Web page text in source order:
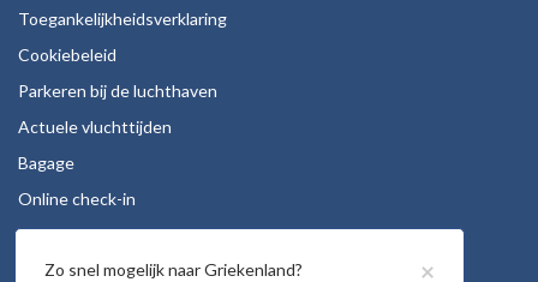
Toegankelijkheidsverklaring
Cookiebeleid
Parkeren bij de luchthaven
Actuele vluchttijden
Bagage
Online check-in
Stoelreservering
Autohuur
×
Zo snel mogelijk naar Griekenland?